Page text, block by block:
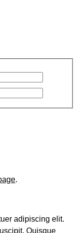
.
adipiscing elit.
Quisque